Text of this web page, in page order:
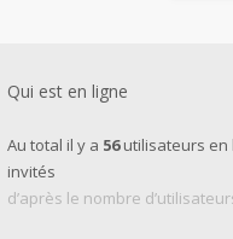
Qui est en ligne
Au total il y a 56utilisateurs en
invités
d’après le nombre